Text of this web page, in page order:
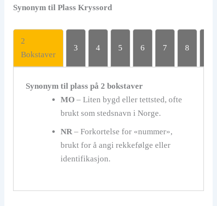
Synonym til Plass Kryssord
2
Bokstaver
3 4 5 6 7 8
Synonym til plass på 2 bokstaver
MO– Liten bygd eller tettsted, ofte
brukt som stedsnavn i Norge.
NR– Forkortelse for «nummer»,
brukt for å angi rekkefølge eller
identifikasjon.